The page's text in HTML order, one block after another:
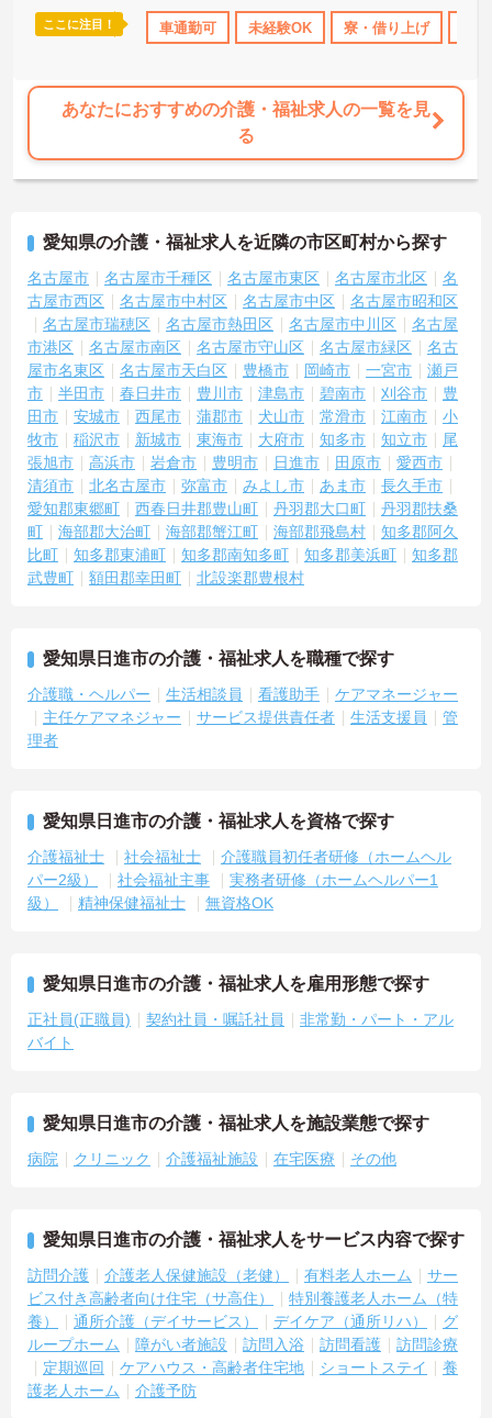
実績あり 社会保険完備
ここに注目！ 車通勤可 未経験OK 寮・借り上げ
あなたにおすすめの介護・福祉求人の一覧を見
る
愛知県の介護・福祉求人を近隣の市区町村から探す
名古屋市 名古屋市千種区 名古屋市東区 名古屋市北区
名
古屋市西区
名古屋市中村区 名古屋市中区
名古屋市昭和区
名古屋市瑞穂区
名古屋市熱田区 名古屋市中川区
名古屋
市港区
名古屋市南区 名古屋市守山区 名古屋市緑区
名古
屋市名東区
名古屋市天白区 豊橋市 岡崎市 一宮市
瀬戸
市
半田市 春日井市 豊川市 津島市 碧南市 刈谷市
豊
田市
安城市 西尾市 蒲郡市 犬山市 常滑市 江南市
小
牧市
稲沢市 新城市 東海市 大府市 知多市 知立市
尾
張旭市
高浜市 岩倉市 豊明市 日進市 田原市
愛西市
清須市
北名古屋市 弥富市 みよし市 あま市
長久手市
愛知郡東郷町
西春日井郡豊山町 丹羽郡大口町
丹羽郡扶桑
町
海部郡大治町 海部郡蟹江町 海部郡飛島村
知多郡阿久
比町
知多郡東浦町 知多郡南知多町 知多郡美浜町
知多郡
武豊町
額田郡幸田町 北設楽郡豊根村
愛知県日進市の介護・福祉求人を職種で探す
介護職・ヘルパー 生活相談員 看護助手
ケアマネージャー
主任ケアマネジャー
サービス提供責任者 生活支援員
管
理者
愛知県日進市の介護・福祉求人を資格で探す
介護福祉士 社会福祉士
介護職員初任者研修（ホームヘル
パー2級）
社会福祉主事
実務者研修（ホームヘルパー1
級）
精神保健福祉士 無資格OK
愛知県日進市の介護・福祉求人を雇用形態で探す
正社員(正職員) 契約社員・嘱託社員
非常勤・パート・アル
バイト
愛知県日進市の介護・福祉求人を施設業態で探す
病院 クリニック 介護福祉施設 在宅医療 その他
愛知県日進市の介護・福祉求人をサービス内容で探す
訪問介護 介護老人保健施設（老健） 有料老人ホーム
サー
ビス付き高齢者向け住宅（サ高住）
特別養護老人ホーム（特
養）
通所介護（デイサービス） デイケア（通所リハ）
グ
ループホーム
障がい者施設 訪問入浴 訪問看護
訪問診療
定期巡回
ケアハウス・高齢者住宅地 ショートステイ
養
護老人ホーム
介護予防